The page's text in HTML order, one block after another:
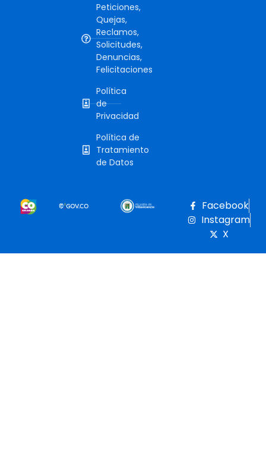
Peticiones,
Quejas,
Reclamos,
Solicitudes,
Denuncias,
Felicitaciones
Política
de
Privacidad
Política de
Tratamiento
de Datos
Facebook
Instagram
X